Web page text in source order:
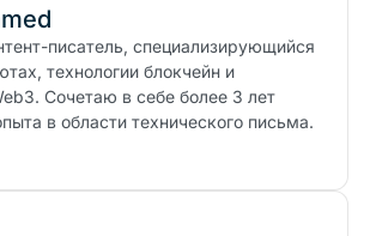
писатель, специализирующийся
технологии блокчейн и
Сочетаю в себе более 3 лет
в области технического письма.